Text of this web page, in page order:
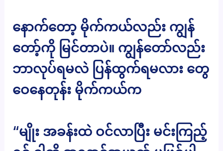
နောက်တော့ မိုက်ကယ်လည်း ကျွန်
တော့်ကို မြင်တာပဲ။ ကျွန်တော်လည်း
ဘာလုပ်ရမလဲ ပြန်ထွက်ရမလား တွေ
ဝေနေတုန်း မိုက်ကယ်က
“မျိုး အခန်းထဲ ဝင်လာပြီး မင်းကြည့်